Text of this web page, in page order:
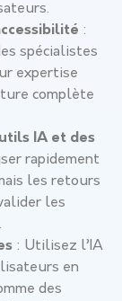
:
spécialistes
expertise
complète
IA et des
rapidement
les retours
les
: Utilisez l’IA
en
des